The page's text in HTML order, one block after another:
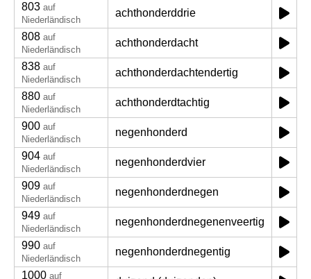
803 auf
Niederländisch
achthonderddrie
808 auf
Niederländisch
achthonderdacht
838 auf
Niederländisch
achthonderdachtendertig
880 auf
Niederländisch
achthonderdtachtig
900 auf
Niederländisch
negenhonderd
904 auf
Niederländisch
negenhonderdvier
909 auf
Niederländisch
negenhonderdnegen
949 auf
Niederländisch
negenhonderdnegenenveertig
990 auf
Niederländisch
negenhonderdnegentig
1000 auf